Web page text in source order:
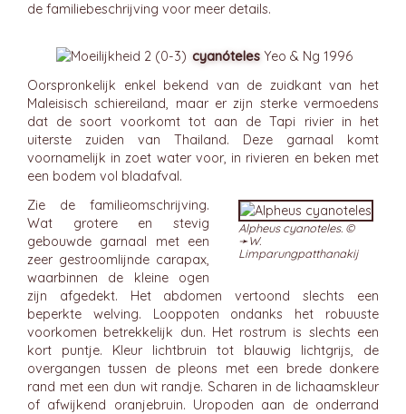
de familiebeschrijving voor meer details.
cyanóteles Yeo & Ng 1996
Oorspronkelijk enkel bekend van de zuidkant van het
Maleisisch schiereiland, maar er zijn sterke vermoedens
dat de soort voorkomt tot aan de Tapi rivier in het
uiterste zuiden van Thailand. Deze garnaal komt
voornamelijk in zoet water voor, in rivieren en beken met
een bodem vol bladafval.
Alpheus cyanoteles. ©
➛W.
Limparungpatthanakij
Zie de familieomschrijving.
Wat grotere en stevig
gebouwde garnaal met een
zeer gestroomlijnde carapax,
waarbinnen de kleine ogen
zijn afgedekt. Het abdomen vertoond slechts een
beperkte welving. Looppoten ondanks het robuuste
voorkomen betrekkelijk dun. Het rostrum is slechts een
kort puntje. Kleur lichtbruin tot blauwig lichtgrijs, de
overgangen tussen de pleons met een brede donkere
rand met een dun wit randje. Scharen in de lichaamskleur
of afwijkend oranjebruin. Uropoden aan de onderrand